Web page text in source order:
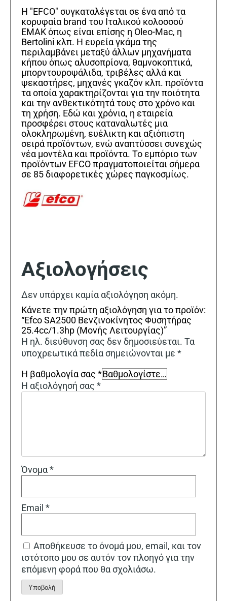
Η "EFCO" συγκαταλέγεται σε ένα από τα
κορυφαία brand του Ιταλικού κολοσσού
EMAK όπως είναι επίσης η Oleo-Mac, η
Bertolini κλπ. Η ευρεία γκάμα της
περιλαμβάνει μεταξύ άλλων μηχανήματα
κήπου όπως αλυσοπρίονα, θαμνοκοπτικά,
μπορντουροψάλιδα, τριβέλες αλλά και
ψεκαστήρες, μηχανές γκαζόν κλπ. προϊόντα
τα οποία χαρακτηρίζονται για την ποιότητα
και την ανθεκτικότητά τους στο χρόνο και
τη χρήση. Εδώ και χρόνια, η εταιρεία
προσφέρει στους καταναλωτές μια
ολοκληρωμένη, ευέλικτη και αξιόπιστη
σειρά προϊόντων, ενώ αναπτύσσει συνεχώς
νέα μοντέλα και προϊόντα. Το εμπόριο των
προϊόντων EFCO πραγματοποιείται σήμερα
σε 85 διαφορετικές χώρες παγκοσμίως.
Αξιολογήσεις
Δεν υπάρχει καμία αξιολόγηση ακόμη.
Κάνετε την πρώτη αξιολόγηση για το προϊόν:
“Efco SA2500 Βενζινοκίνητος Φυσητήρας
25.4cc/1.3hp (Μονής Λειτουργίας)”
Η ηλ. διεύθυνση σας δεν δημοσιεύεται. Τα
υποχρεωτικά πεδία σημειώνονται με *
Η βαθμολογία σας *
Η αξιολόγησή σας *
Όνομα*
Email *
Αποθήκευσε το όνομά μου, email, και τον
ιστότοπο μου σε αυτόν τον πλοηγό για την
επόμενη φορά που θα σχολιάσω.